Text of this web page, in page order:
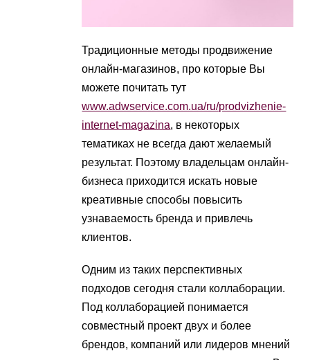
Традиционные методы продвижение
онлайн-магазинов, про которые Вы
можете почитать тут
www.adwservice.com.ua/ru/prodvizhenie-
internet-magazina, в некоторых
тематиках не всегда дают желаемый
результат. Поэтому владельцам онлайн-
бизнеса приходится искать новые
креативные способы повысить
узнаваемость бренда и привлечь
клиентов.
Одним из таких перспективных
подходов сегодня стали коллаборации.
Под коллаборацией понимается
совместный проект двух и более
брендов, компаний или лидеров мнений